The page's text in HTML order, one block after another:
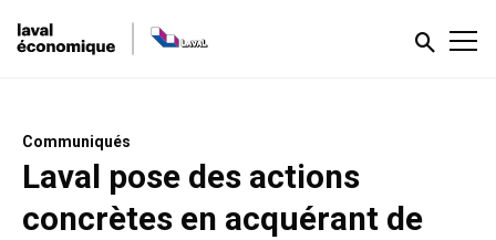
Communiqués
Laval pose des actions
concrètes en acquérant de